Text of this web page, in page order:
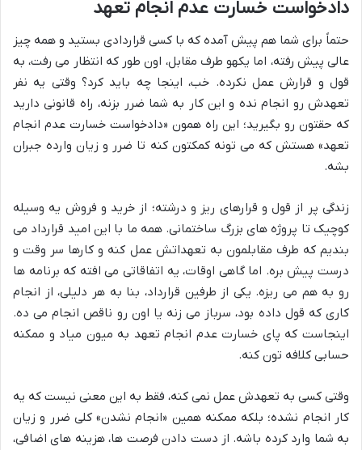
دادخواست خسارت عدم انجام تعهد
حتماً برای شما هم پیش آمده که با کسی قراردادی بستید و همه چیز
عالی پیش رفته، اما یکهو طرف مقابل، اون طور که انتظار می رفت، به
قول و قرارش عمل نکرده. خب، اینجا چه باید کرد؟ وقتی یه نفر
تعهدش رو انجام نده و این کار به شما ضرر بزنه، راه قانونی دارید
که حقتون رو بگیرید؛ این راه همون «دادخواست خسارت عدم انجام
تعهد» هستش که می تونه کمکتون کنه تا ضرر و زیان وارده جبران
بشه.
زندگی پر از قول و قرارهای ریز و درشته؛ از خرید و فروش یه وسیله
کوچیک تا پروژه های بزرگ ساختمانی. همه ما با این امید قرارداد می
بندیم که طرف مقابلمون به تعهداتش عمل کنه و کارها سر وقت و
درست پیش بره. اما گاهی اوقات، یه اتفاقاتی می افته که برنامه ها
رو به هم می ریزه. یکی از طرفین قرارداد، بنا به هر دلیلی، از انجام
کاری که قول داده بود، سرباز می زنه یا اون رو ناقص انجام می ده.
اینجاست که پای خسارت عدم انجام تعهد به میون میاد و ممکنه
حسابی کلافه تون کنه.
وقتی کسی به تعهدش عمل نمی کنه، فقط به این معنی نیست که یه
کار انجام نشده؛ بلکه ممکنه همین «انجام نشدن» کلی ضرر و زیان
به شما وارد کرده باشه. از دست دادن فرصت ها، هزینه های اضافی،